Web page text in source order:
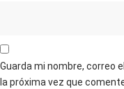
Guarda mi nombre, correo
la próxima vez que